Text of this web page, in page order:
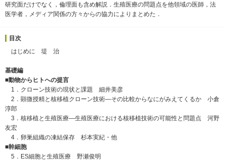
研究面だけでなく，倫理面も含め解説．生殖医療の問題点を他領域の医師，法
医学者，メディア関係の方々からの協力によりまとめた．
目次
はじめに 堤 治
基礎編
■動物からヒトへの提言
1．クローン技術の現状と課題 細井美彦
2．顕微授精と核移植クローン技術―その比較からなにがみえてくるか 小倉
淳郎
3．核移植と生殖医療―生殖医療における核移植技術の可能性と問題点 河野
友宏
4．卵巣組織の凍結保存 杉本実紀・他
■幹細胞
5．ES細胞と生殖医療 野瀬俊明